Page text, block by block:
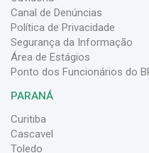
Canal de Denúncias
Política de Privacidade
Segurança da Informação
Área de Estágios
Ponto dos Funcionários do
PARANÁ
Curitiba
Cascavel
Toledo